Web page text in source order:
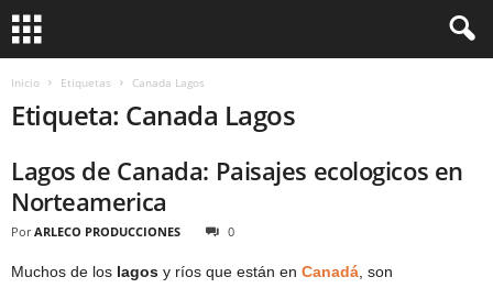
Inicio Etiquetas Canada Lagos
Etiqueta: Canada Lagos
Lagos de Canada: Paisajes ecologicos en
Norteamerica
Por ARLECO PRODUCCIONES 0
Muchos de los lagos y ríos que están en Canadá , son